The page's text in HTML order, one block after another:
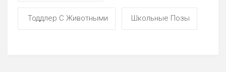
Тоддлер С Животными Школьные Позы